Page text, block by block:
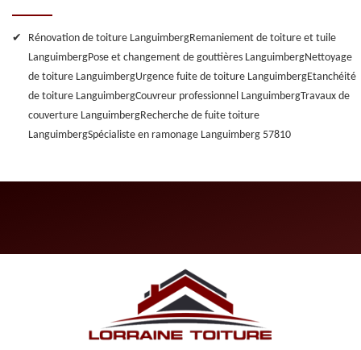
Rénovation de toiture LanguimbergRemaniement de toiture et tuile
LanguimbergPose et changement de gouttières LanguimbergNettoyage
de toiture LanguimbergUrgence fuite de toiture LanguimbergEtanchéité
de toiture LanguimbergCouvreur professionnel LanguimbergTravaux de
couverture LanguimbergRecherche de fuite toiture
LanguimbergSpécialiste en ramonage Languimberg 57810